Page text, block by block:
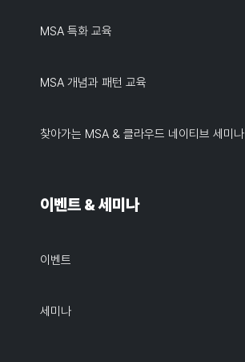
MSA 특화 교육
MSA 개념과 패턴 교육
찾아가는 MSA & 클라우드 네이티브 세미나
이벤트 & 세미나
이벤트
세미나